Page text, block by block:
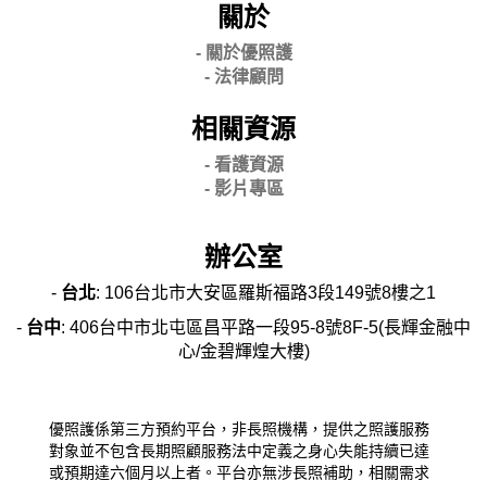
關於
- 關於優照護
- 法律顧問
相關資源
- 看護資源
- 影片專區
辦公室
- 台北: 106台北市大安區羅斯福路3段149號8樓之1
- 台中: 406台中市北屯區昌平路一段95-8號8F-5(長輝金融中
心/金碧輝煌大樓)
優照護係第三方預約平台，非長照機構，提供之照護服務
對象並不包含長期照顧服務法中定義之身心失能持續已達
或預期達六個月以上者。平台亦無涉長照補助，相關需求